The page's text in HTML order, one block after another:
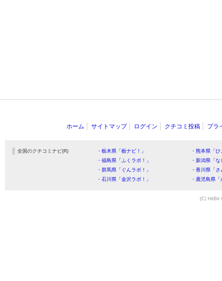
ホーム サイトマップ ログイン クチコミ投稿 プラ
全国のクチコミナビ(R) ・栃木県「栃ナビ！」
・熊本県「
・福島県「ふくラボ！」
・新潟県「
・群馬県「ぐんラボ！」
・香川県「
・石川県「金沢ラボ！」
・鹿児島県
(C) HitBit